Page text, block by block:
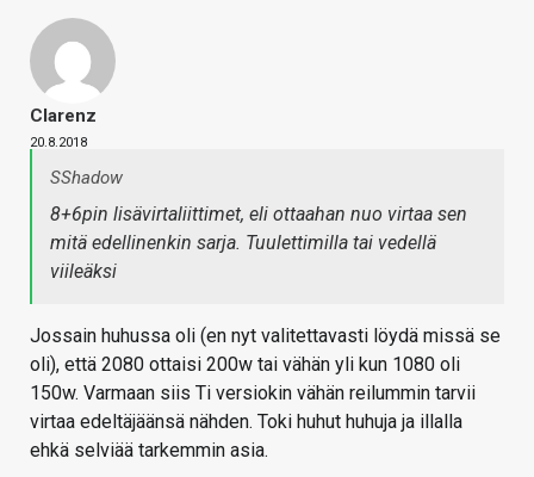
Clarenz
20.8.2018
SShadow
8+6pin lisävirtaliittimet, eli ottaahan nuo virtaa sen
mitä edellinenkin sarja. Tuulettimilla tai vedellä
viileäksi
Jossain huhussa oli (en nyt valitettavasti löydä missä se
oli), että 2080 ottaisi 200w tai vähän yli kun 1080 oli
150w. Varmaan siis Ti versiokin vähän reilummin tarvii
virtaa edeltäjäänsä nähden. Toki huhut huhuja ja illalla
ehkä selviää tarkemmin asia.